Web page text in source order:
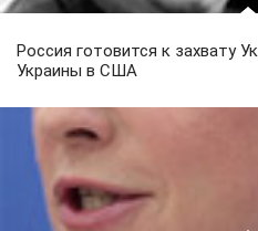
Россия готовится к захвату
Украины в США